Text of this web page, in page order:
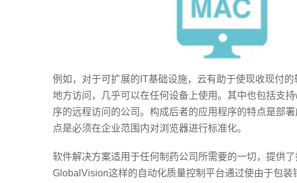
例如，对于可扩展的IT基础设施，云有助于使现收现付
地方访问，几乎可以在任何设备上使用。其中也包括支
序的远程访问的公司。构成后者的应用程序的特点是部
点是必须在企业范围内对浏览器进行标准化。
软件解决方案适用于任何制药公司所需要的一切，提供
GlobalVision这样的自动化质量控制平台通过使由于包